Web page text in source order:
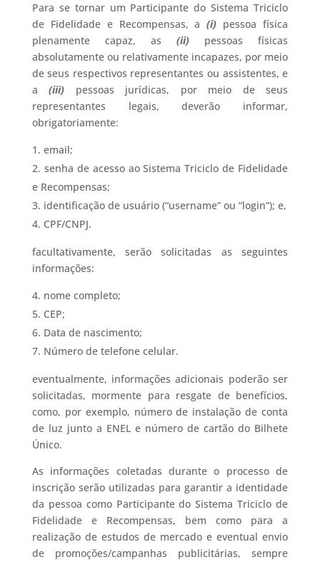
Para se tornar um Participante do Sistema Triciclo
de Fidelidade e Recompensas, a(i) pessoa física
plenamente capaz, as(ii) pessoas físicas
absolutamente ou relativamente incapazes, por meio
de seus respectivos representantes ou assistentes, e
a(iii) pessoas jurídicas, por meio de seus
representantes legais, deverão informar,
obrigatoriamente:
email;
senha de acesso ao Sistema Triciclo de Fidelidade
e Recompensas;
identificação de usuário (“username” ou “login”); e,
4. CPF/CNPJ.
facultativamente, serão solicitadas as seguintes
informações:
nome completo;
CEP;
Data de nascimento;
Número de telefone celular.
eventualmente, informações adicionais poderão ser
solicitadas, mormente para resgate de benefícios,
como, por exemplo, número de instalação de conta
de luz junto a ENEL e número de cartão do Bilhete
Único.
As informações coletadas durante o processo de
inscrição serão utilizadas para garantir a identidade
da pessoa como Participante do Sistema Triciclo de
Fidelidade e Recompensas, bem como para a
realização de estudos de mercado e eventual envio
de promoções/campanhas publicitárias, sempre